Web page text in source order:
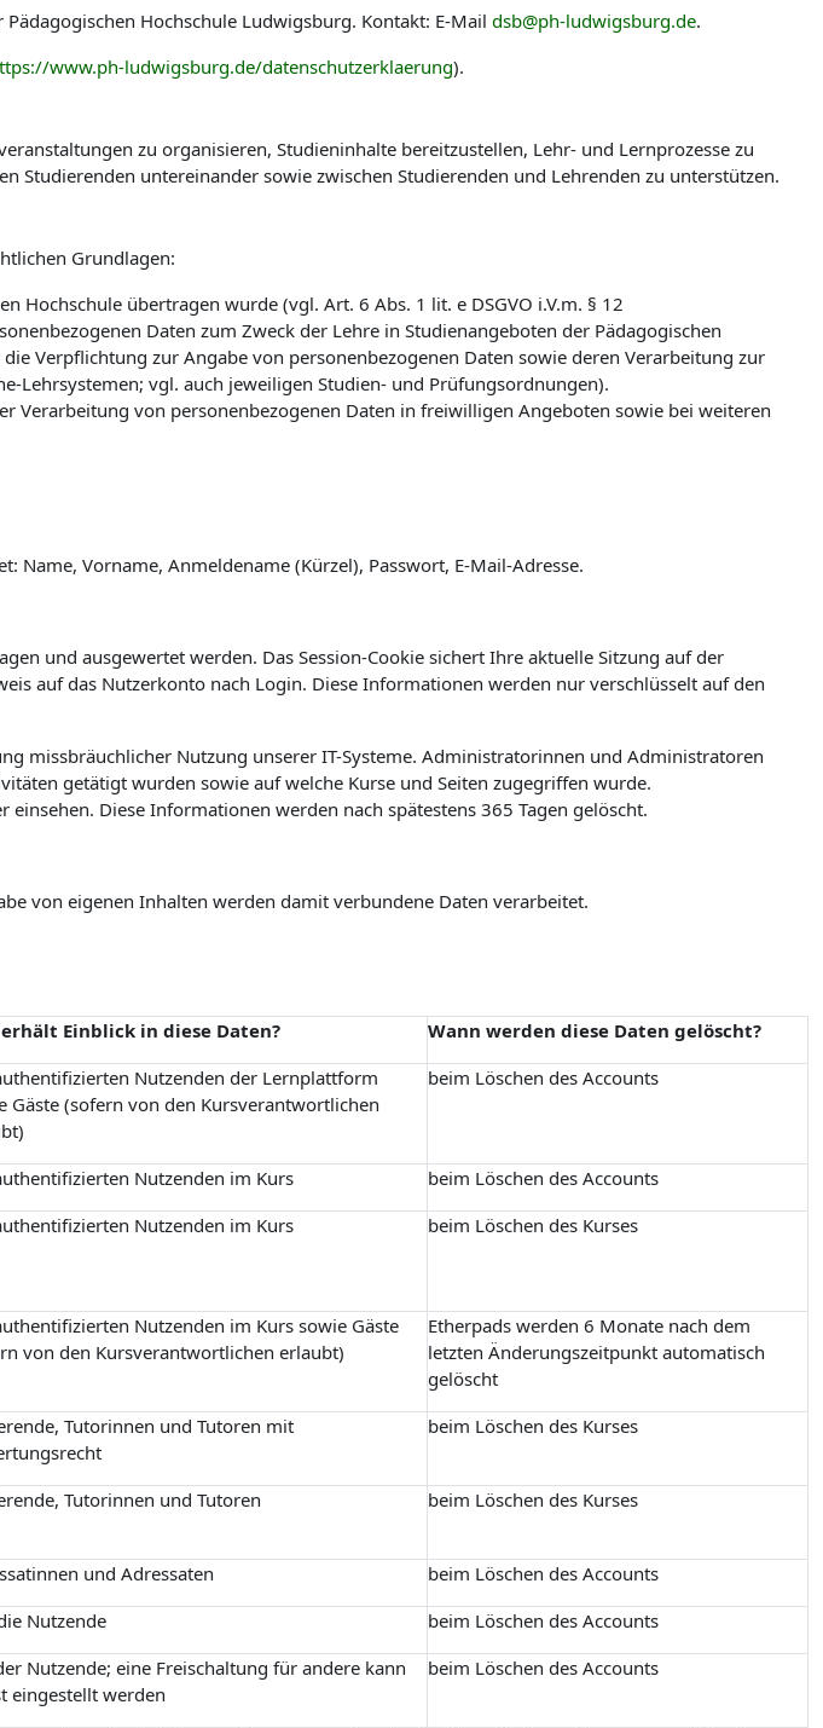
Hochschule Ludwigsburg. Kontakt: E-Mail dsb@ph-ludwigsburg.de.
www.ph-ludwigsburg.de/datenschutzerklaerung).
zu organisieren, Studieninhalte bereitzustellen, Lehr- und Lernprozesse zu
untereinander sowie zwischen Studierenden und Lehrenden zu unterstützen.
Grundlagen:
übertragen wurde (vgl. Art. 6 Abs. 1 lit. e DSGVO i.V.m. § 12
Daten zum Zweck der Lehre in Studienangeboten der Pädagogischen
Verpflichtung zur Angabe von personenbezogenen Daten sowie deren Verarbeitung zur
Lehrsystemen; vgl. auch jeweiligen Studien- und Prüfungsordnungen).
Verarbeitung von personenbezogenen Daten in freiwilligen Angeboten sowie bei weiteren
Vorname, Anmeldename (Kürzel), Passwort, E-Mail-Adresse.
und ausgewertet werden. Das Session-Cookie sichert Ihre aktuelle Sitzung auf der
auf das Nutzerkonto nach Login. Diese Informationen werden nur verschlüsselt auf den
missbräuchlicher Nutzung unserer IT-Systeme. Administratorinnen und Administratoren
getätigt wurden sowie auf welche Kurse und Seiten zugegriffen wurde.
Diese Informationen werden nach spätestens 365 Tagen gelöscht.
von eigenen Inhalten werden damit verbundene Daten verarbeitet.
Einblick in diese Daten?
Wann werden diese Daten gelöscht?
Nutzenden der Lernplattform
Gäste (sofern von den Kursverantwortlichen
beim Löschen des Accounts
Nutzenden im Kurs
beim Löschen des Accounts
Nutzenden im Kurs beim Löschen des Kurses
Nutzenden im Kurs sowie Gäste
von den Kursverantwortlichen erlaubt)
Etherpads werden 6 Monate nach dem
letzten Änderungszeitpunkt automatisch
gelöscht
Tutorinnen und Tutoren mit
beim Löschen des Kurses
Tutorinnen und Tutoren beim Löschen des Kurses
und Adressaten
beim Löschen des Accounts
Nutzende
beim Löschen des Accounts
Nutzende; eine Freischaltung für andere kann
eingestellt werden
beim Löschen des Accounts